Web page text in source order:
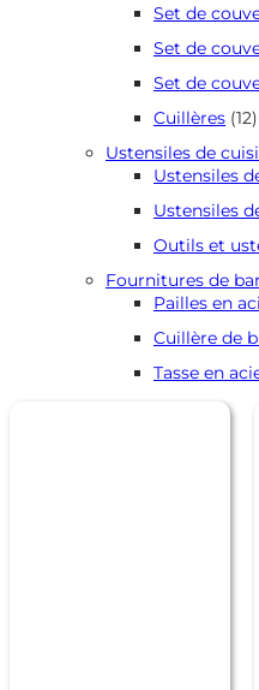
Set de
Set de
Set de
Cuillères 1212
Ustensiles de
Ustensiles
Ustensiles
Outils et
Fournitures de
Pailles en
Cuillère de
Tasse en